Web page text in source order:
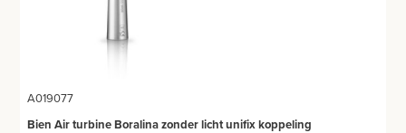
LICHTUITHARDING
MEUBILAIR - INSTALLATIEMATERIAAL
A019077
Bien Air turbine Boralina zonder licht unifix koppeling